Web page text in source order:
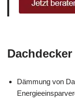
Dämmung von